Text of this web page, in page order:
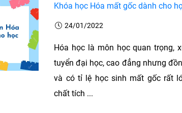
Khóa học Hóa mất gốc dành cho
24/01/2022
Hóa học là môn học quan trọng,
tuyển đại học, cao đẳng nhưng
và có tỉ lệ học sinh mất gốc rất
chất tích ...